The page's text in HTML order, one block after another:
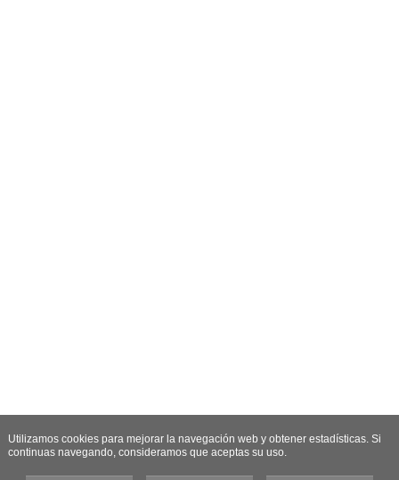
Utilizamos cookies para mejorar la navegación web y obtener estadísticas. Si
continuas navegando, consideramos que aceptas su uso.